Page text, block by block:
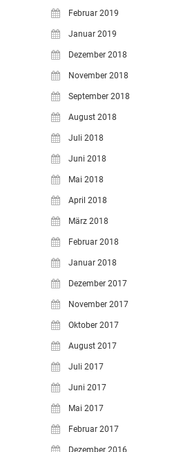
Februar 2019
Januar 2019
Dezember 2018
November 2018
September 2018
August 2018
Juli 2018
Juni 2018
Mai 2018
April 2018
März 2018
Februar 2018
Januar 2018
Dezember 2017
November 2017
Oktober 2017
August 2017
Juli 2017
Juni 2017
Mai 2017
Februar 2017
Dezember 2016